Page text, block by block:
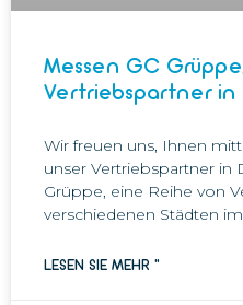
Messen GC
Vertriebspartner in
Wir freuen uns, Ihnen
unser Vertriebspartner in
Grüppe, eine Reihe von
verschiedenen Städten
LESEN SIE MEHR "